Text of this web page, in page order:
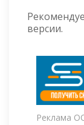
версии.
Реклама